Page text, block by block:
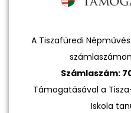
A Tiszafüredi
Számlaszám:
Támogatásával a
Iskola